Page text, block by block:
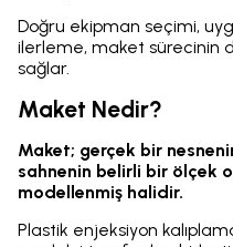
Doğru ekipman seçimi,
ilerleme, maket sürecinin
sağlar.
Maket Nedir?
Maket; gerçek bir
sahnenin belirli bir ölçek
modellenmiş halidir.
Plastik enjeksiyon